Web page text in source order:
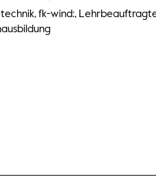
fk-wind:,